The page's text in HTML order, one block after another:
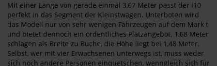
Mit einer Länge von gerade einmal 3,67 Meter passt der i10
perfekt in das Segment der Kleinstwagen. Unterboten wird
das Modell nur von sehr wenigen Fahrzeugen auf dem Mark t
und bietet dennoch ein ordentliches Platzangebot. 1,68 Meter
schlagen als Breite zu Buche, die Höhe liegt bei 1,48 Meter.
Selbst, wer mit vier Erwachsenen unterwegs ist, muss weder
sich noch andere Personen einquetschen, wenngleich sich für